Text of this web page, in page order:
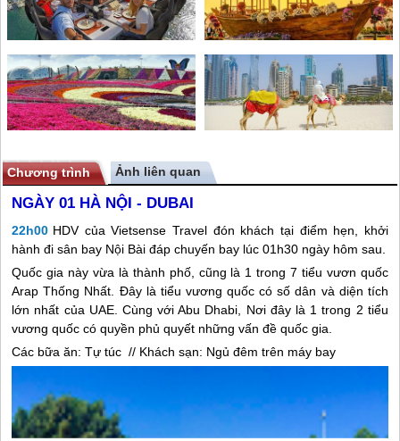
Chương trình Ảnh liên quan
NGÀY 01 HÀ NỘI - DUBAI
22h00 HDV của Vietsense Travel đón khách tại điểm hẹn, khởi
hành đi sân bay Nội Bài đáp chuyến bay lúc 01h30 ngày hôm sau.
Quốc gia này vừa là thành phố, cũng là 1 trong 7 tiểu vươn quốc
Arap Thống Nhất. Đây là tiểu vương quốc có số dân và diện tích
lớn nhất của UAE. Cùng với Abu Dhabi, Nơi đây là 1 trong 2 tiểu
vương quốc có quyền phủ quyết những vấn đề quốc gia.
Các bữa ăn: Tự túc // Khách sạn: Ngủ đêm trên máy bay